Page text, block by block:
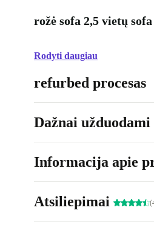
rožė sofa 2,5 vietų
Rodyti daugiau
refurbed procesas
Dažnai
Informacija apie
Atsiliepimai